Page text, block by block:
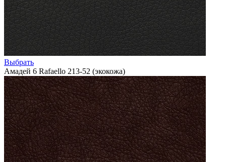
Выбрать
Амадей 6 Rafaello 213-52 (экокожа)